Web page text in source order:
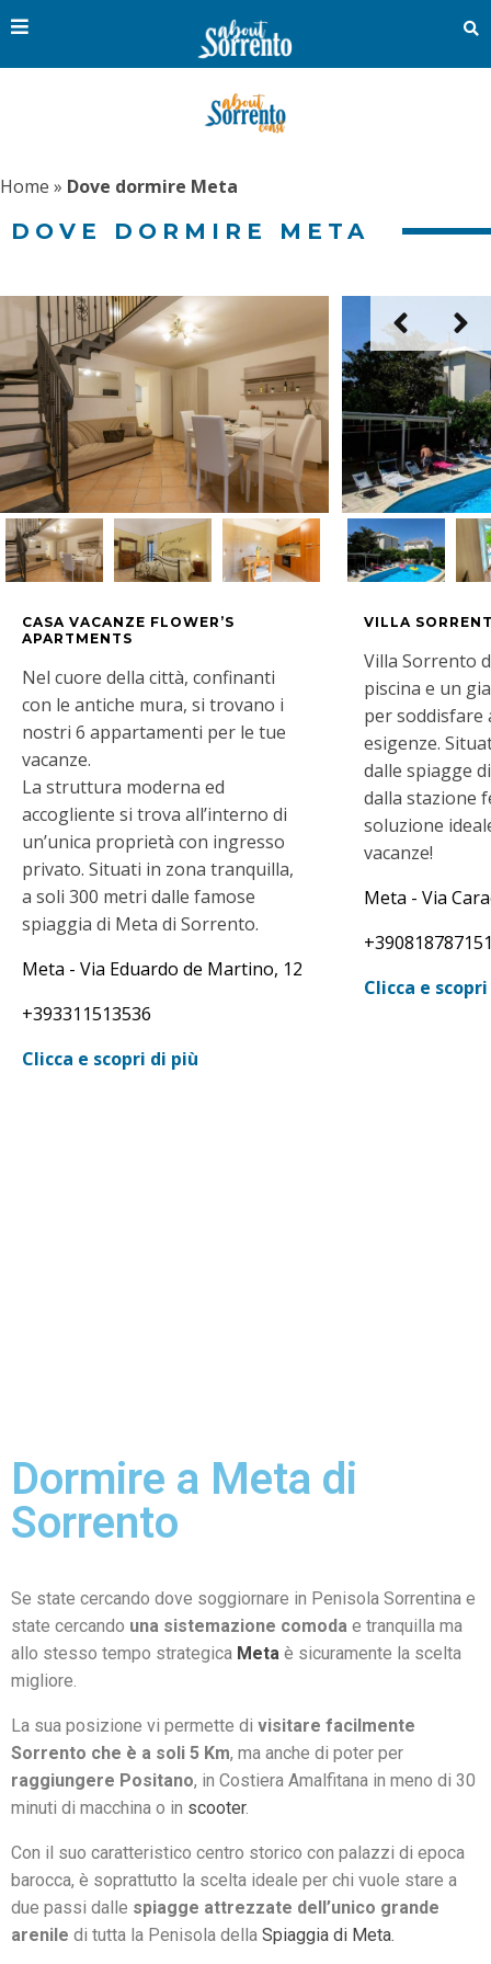
Home » Dove dormire Meta
DOVE DORMIRE META
CASA VACANZE FLOWER’S
APARTMENTS
Nel cuore della città, confinanti
con le antiche mura, si trovano i
nostri 6 appartamenti per le tue
vacanze.
La struttura moderna ed
accogliente si trova all’interno di
un’unica proprietà con ingresso
privato. Situati in zona tranquilla,
a soli 300 metri dalle famose
spiaggia di Meta di Sorrento.
Meta - Via Eduardo de Martino, 12
+393311513536
Clicca e scopri di più
VILLA
Villa Sorrento
piscina e un
per soddisfare
esigenze.
dalle spiagge
dalla stazione
soluzione
vacanze!
Meta - Via
Clicca e
Dormire a Meta di
Sorrento
Se state cercando dove soggiornare in Penisola Sorrentina e
state cercando una sistemazione comoda e tranquilla ma
allo stesso tempo strategica Meta è sicuramente la scelta
migliore.
La sua posizione vi permette di visitare facilmente
Sorrento che è a soli 5 Km, ma anche di poter per
raggiungere Positano, in Costiera Amalfitana in meno di 30
minuti di macchina o in scooter.
Con il suo caratteristico centro storico con palazzi di epoca
barocca, è soprattutto la scelta ideale per chi vuole stare a
due passi dalle spiagge attrezzate dell’unico grande
arenile di tutta la Penisola della Spiaggia di Meta.